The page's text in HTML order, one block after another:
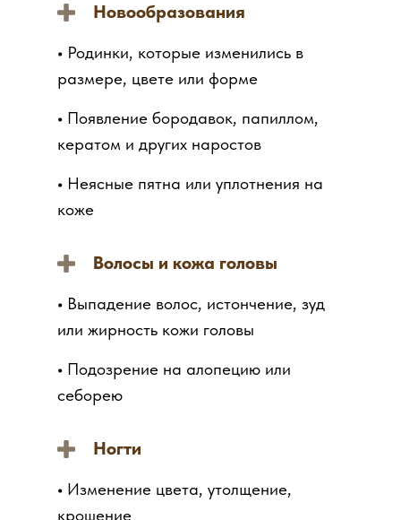
Ногти
• Изменение цвета, утолщение,
крошение
Новообразования
• Родинки, которые изменились в
размере, цвете или форме
• Появление бородавок, папиллом,
кератом и других наростов
• Подозрение на алопецию или
себорею
• Выпадение волос, истончение, зуд
или жирность кожи головы
Волосы и кожа головы
• Неясные пятна или уплотнения на
коже